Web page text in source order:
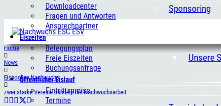
Sponsoring
Unsere
Downloadcenter
Fragen und Antworten
Ansprechpartner
Eiszeiten
Belegungsplan
Freie Eiszeiten
Buchungsanfrage
Öffentlicher Eislauf
Eintrittspreise
Termine
Home
News
Eishockey Nachwuchs
zwei starke Vereine bündeln die Nachwuchsarbeit